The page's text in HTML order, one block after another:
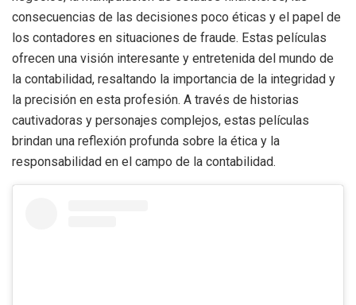
consecuencias de las decisiones poco éticas y el papel de
los contadores en situaciones de fraude. Estas películas
ofrecen una visión interesante y entretenida del mundo de
la contabilidad, resaltando la importancia de la integridad y
la precisión en esta profesión. A través de historias
cautivadoras y personajes complejos, estas películas
brindan una reflexión profunda sobre la ética y la
responsabilidad en el campo de la contabilidad.